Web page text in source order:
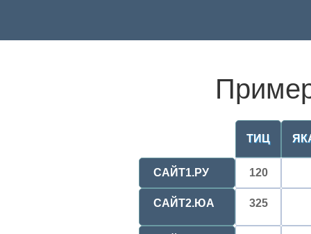
ТИЦ
САЙТ1.РУ 120
САЙТ2.ЮА 325